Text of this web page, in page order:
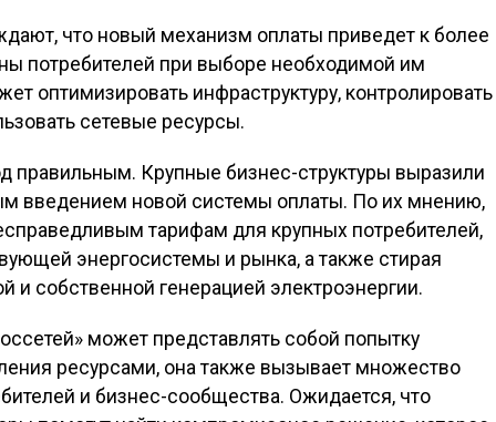
что новый механизм оплаты приведет к более
потребителей при выборе необходимой им
оптимизировать инфраструктуру, контролировать
сетевые ресурсы.
правильным. Крупные бизнес-структуры выразили
введением новой системы оплаты. По их мнению,
тарифам для крупных потребителей,
энергосистемы и рынка, а также стирая
и собственной генерацией электроэнергии.
может представлять собой попытку
ресурсами, она также вызывает множество
и бизнес-сообщества. Ожидается, что